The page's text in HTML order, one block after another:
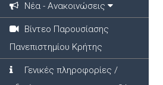
Νέα - Ανακοινώσεις
Βίντεο Παρουσίασης
Πανεπιστημίου Κρήτης
Γενικές πληροφορίες /